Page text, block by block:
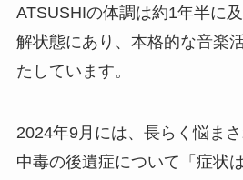
ATSUSHIの体調は約1年半に
解状態にあり、本格的な音楽
たしています。
2024年9月には、長らく悩ま
中毒の後遺症について「症状